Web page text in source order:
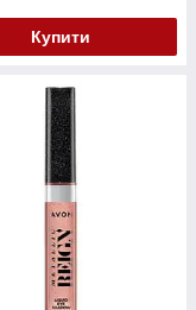
Купити